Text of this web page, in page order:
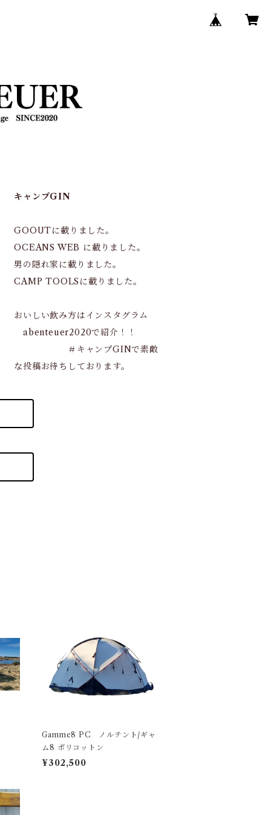
キャンプGIN
GOOUTに載りました。
OCEANS WEB に載りました。
男の隠れ家に載りました。
CAMP TOOLSに載りました。
おいしい飲み方はインスタグラム
abenteuer2020で紹介！！
＃キャンプGINで素敵
な投稿お待ちしております。
Gamme8 PC ノルテント/ギャ
ム8 ポリコットン
¥302,500